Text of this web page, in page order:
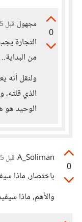
0
مجهول قبل 5 سنوات
التجارة
من
ولنقل أنه
الذي قلته،
الوحيد هو
0
A_Soliman قبل 5 سنوات
باختصار، ماذا
والأهم، ماذا